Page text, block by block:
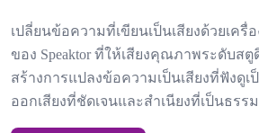
เปลี่ยนข้อความที่เขียนเป็นเสียงด้วยเครื่
ของ Speaktor ที่ให้เสียงคุณภาพระดับส
สร้างการแปลงข้อความเป็นเสียงที่ฟังดู
ออกเสียงที่ชัดเจนและสำเนียงที่เป็นธรร